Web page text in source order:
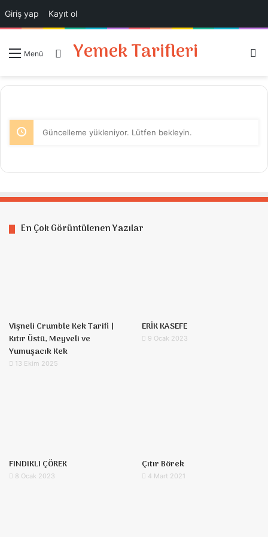
Giriş yap Kayıt ol
Menü Giriş Yap
Yemek Tarifleri
Güncelleme yükleniyor. Lütfen bekleyin.
En Çok Görüntülenen Yazılar
Vişneli Crumble Kek Tarifi |
Kıtır Üstü, Meyveli ve
Yumuşacık Kek
13 Ekim 2025
ERİK KASEFE
9 Ocak 2023
FINDIKLI ÇÖREK
8 Ocak 2023
Çıtır Börek
4 Mart 2021